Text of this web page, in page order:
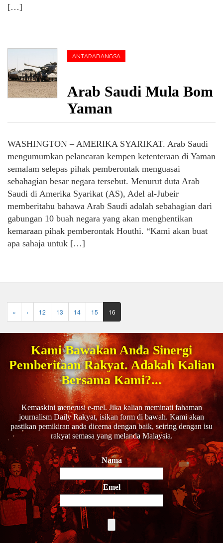
[…]
ANTARABANGSA
Arab Saudi Mula Bom
Yaman
WASHINGTON – AMERIKA SYARIKAT. Arab Saudi
mengumumkan pelancaran kempen ketenteraan di Yaman
semalam selepas pihak pemberontak menguasai
sebahagian besar negara tersebut. Menurut duta Arab
Saudi di Amerika Syarikat (AS), Adel al-Jubeir
memberitahu bahawa Arab Saudi adalah sebahagian dari
gabungan 10 buah negara yang akan menghentikan
kemaraan pihak pemberontak Houthi. “Kami akan buat
apa sahaja untuk […]
« ‹ 12 13 14 15 16
Kami Bawakan Anda Sinergi
Pemberitaan Rakyat. Adakah Kalian
Bersama Kami?...
Kemaskini menerusi e-mel. Jika kalian meminati fahaman
journalism Daily Rakyat, isikan form di bawah. Kami akan
pastikan pemikiran anda dicerna dengan baik, seiring dengan isu
rakyat semasa yang melanda Malaysia.
Nama
Emel